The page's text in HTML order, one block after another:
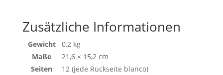
Zusätzliche Informationen
Gewicht
0,2 kg
Maße
21,6 × 15,2 cm
Seiten
12 (jede Rückseite blanco)